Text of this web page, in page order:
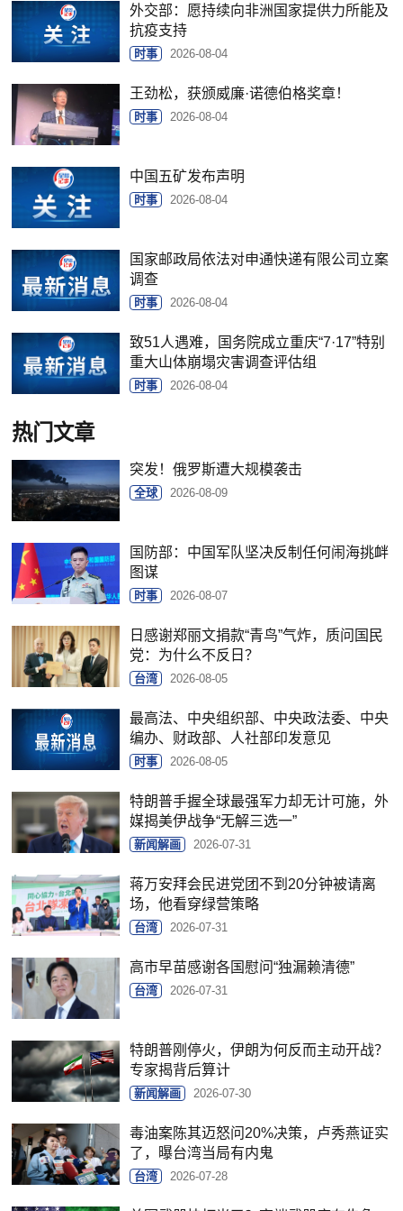
外交部：愿持续向非洲国家提供力所能及
抗疫支持
时事 2026-08-04
王劲松，获颁威廉·诺德伯格奖章！
时事 2026-08-04
中国五矿发布声明
时事 2026-08-04
国家邮政局依法对申通快递有限公司立案
调查
时事 2026-08-04
致51人遇难，国务院成立重庆“7·17”特别
重大山体崩塌灾害调查评估组
时事 2026-08-04
热门文章
突发！俄罗斯遭大规模袭击
全球 2026-08-09
国防部：中国军队坚决反制任何闹海挑衅
图谋
时事 2026-08-07
日感谢郑丽文捐款“青鸟”气炸，质问国民
党：为什么不反日？
台湾 2026-08-05
最高法、中央组织部、中央政法委、中央
编办、财政部、人社部印发意见
时事 2026-08-05
特朗普手握全球最强军力却无计可施，外
媒揭美伊战争“无解三选一”
新闻解画 2026-07-31
蒋万安拜会民进党团不到20分钟被请离
场，他看穿绿营策略
台湾 2026-07-31
高市早苗感谢各国慰问“独漏赖清德”
台湾 2026-07-31
特朗普刚停火，伊朗为何反而主动开战？
专家揭背后算计
新闻解画 2026-07-30
毒油案陈其迈怒问20%决策，卢秀燕证实
了，曝台湾当局有内鬼
台湾 2026-07-28